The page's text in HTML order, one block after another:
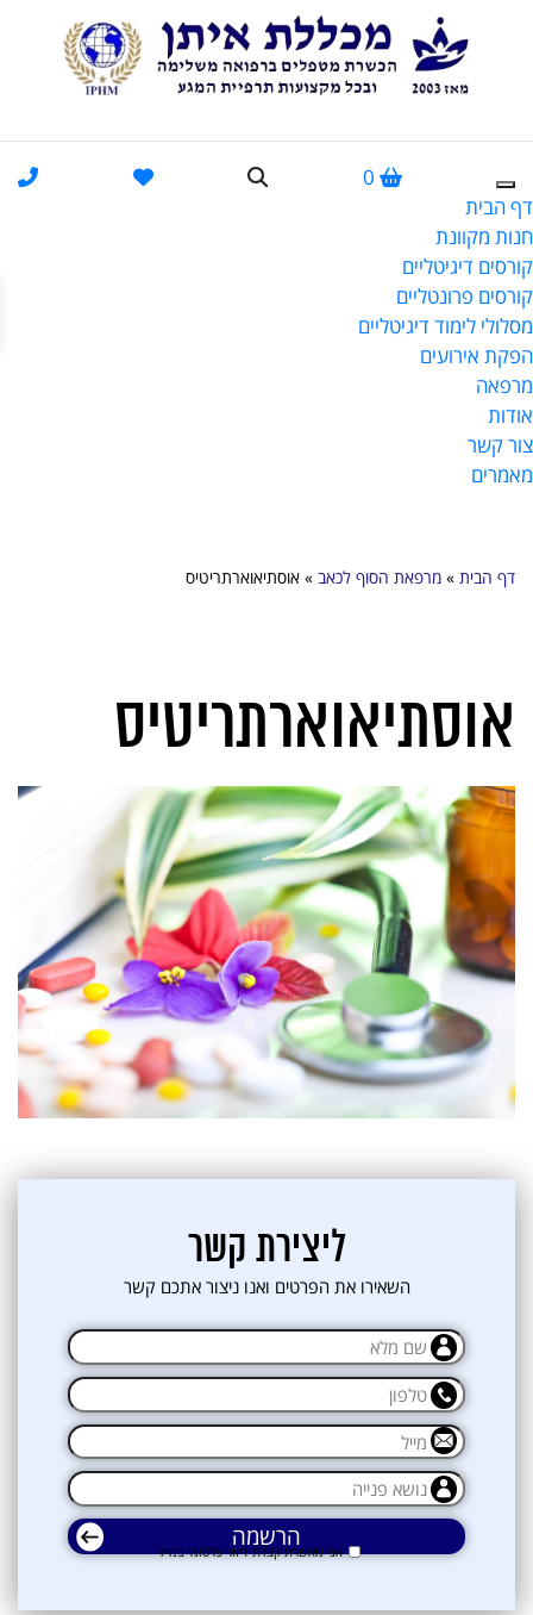
0
דף הבית
חנות מקוונת
קורסים דיגיטליים
קורסים פרונטליים
מסלולי לימוד דיגיטליים
הפקת אירועים
מרפאה
אודות
צור קשר
מאמרים
דף הבית » מרפאת הסוף לכאב » אוסתיאוארתריטיס
אוסתיאוארתריטיס
ליצירת קשר
השאירו את הפרטים ואנו ניצור אתכם קשר
אני מאשרת קבלת דיוור פרסומי במייל